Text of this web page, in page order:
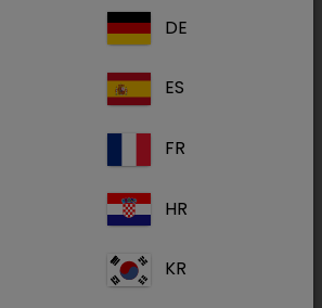
DE
ES
FR
HR
KR